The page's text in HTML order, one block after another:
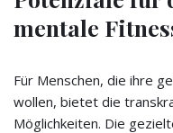
mentale
Für Menschen, die ihre
wollen, bietet die
Möglichkeiten. Die